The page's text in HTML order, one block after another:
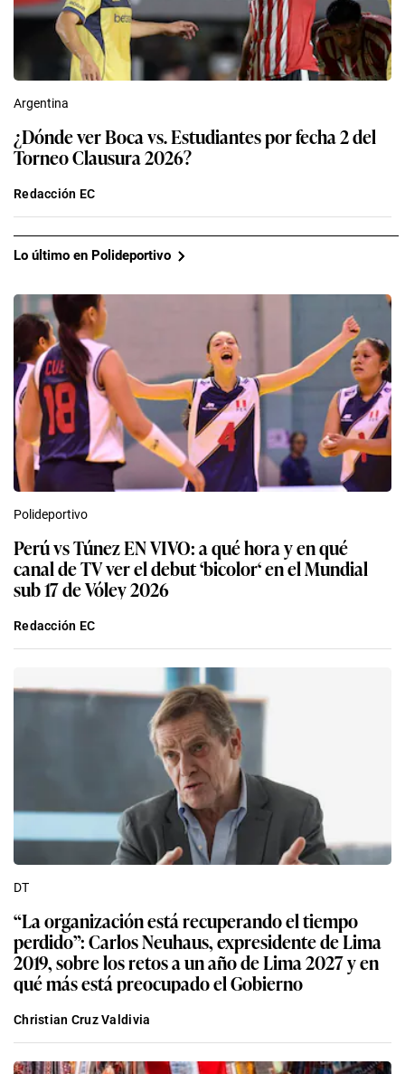
Argentina
¿Dónde ver Boca vs. Estudiantes por fecha 2 del
Torneo Clausura 2026?
Redacción EC
Lo último en Polideportivo
Polideportivo
Perú vs Túnez EN VIVO: a qué hora y en qué
canal de TV ver el debut ‘bicolor‘ en el Mundial
sub 17 de Vóley 2026
Redacción EC
DT
“La organización está recuperando el tiempo
perdido”: Carlos Neuhaus, expresidente de Lima
2019, sobre los retos a un año de Lima 2027 y en
qué más está preocupado el Gobierno
Christian Cruz Valdivia